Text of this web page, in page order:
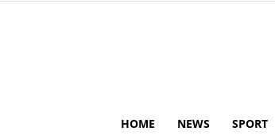
HOME NEWS SPORT